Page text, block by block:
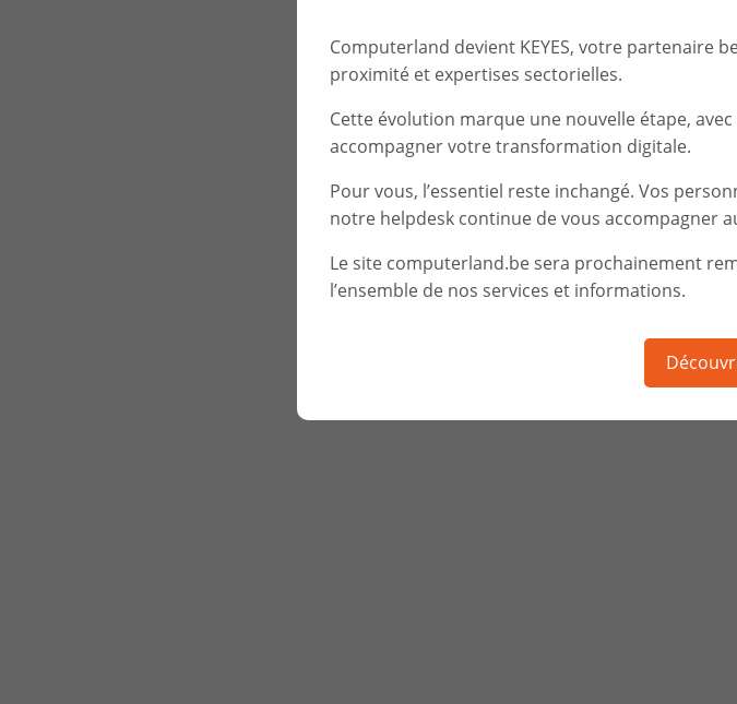
Computerland devient KEYES, votre partenaire
proximité et expertises sectorielles.
Cette évolution marque une nouvelle étape,
accompagner votre transformation digitale.
Pour vous, l’essentiel reste inchangé. Vos
notre helpdesk continue de vous accompagner
Le site computerland.be sera prochainement
l’ensemble de nos services et informations.